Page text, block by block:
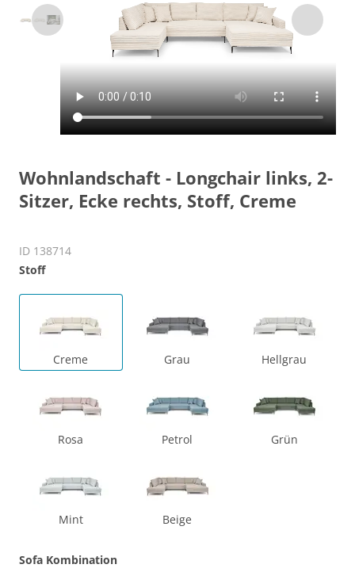
Wohnlandschaft - Longchair links, 2-
Sitzer, Ecke rechts, Stoff, Creme
ID 138714
Stoff
Creme Grau Hellgrau
Rosa Petrol Grün
Mint Beige
Sofa Kombination